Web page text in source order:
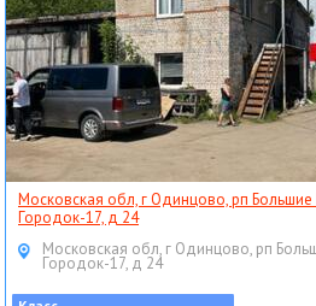
Московская обл, г Одинцово, рп Большие
Городок-17, д 24
Московская обл, г Одинцово, рп
Городок-17, д 24